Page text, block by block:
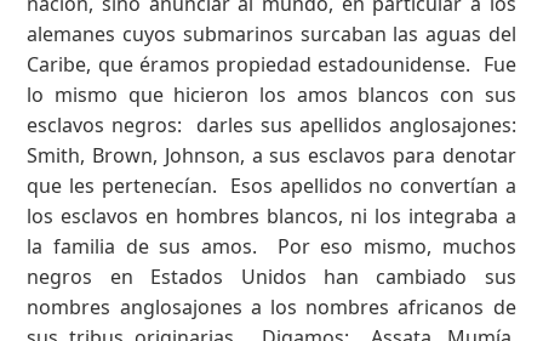
alemanes cuyos submarinos surcaban las aguas del
Caribe, que éramos propiedad estadounidense. Fue
lo mismo que hicieron los amos blancos con sus
esclavos negros: darles sus apellidos anglosajones:
Smith, Brown, Johnson, a sus esclavos para denotar
que les pertenecían. Esos apellidos no convertían a
los esclavos en hombres blancos, ni los integraba a
la familia de sus amos. Por eso mismo, muchos
negros en Estados Unidos han cambiado sus
nombres anglosajones a los nombres africanos de